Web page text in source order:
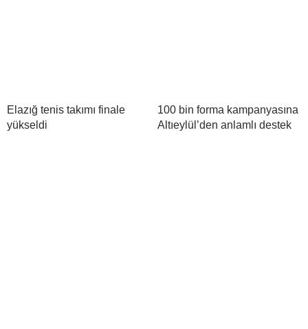
Elazığ tenis takımı finale
yükseldi
100 bin forma kampanyasına
Altıeylül’den anlamlı destek